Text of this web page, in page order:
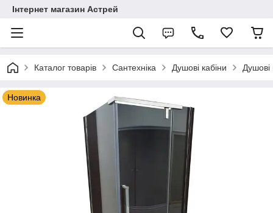
Інтернет магазин Астрей
Каталог товарів Сантехніка Душові кабіни Душові
Новинка